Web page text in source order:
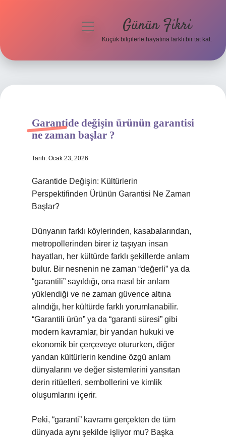
Hakkımızda
menüyü
Günün Fikri
Küçük bilgilerle hayatına farklı bir tat kat.
Garantide değişin ürünün garantisi
ne zaman başlar ?
Tarih: Ocak 23, 2026
Garantide Değişin: Kültürlerin
Perspektifinden Ürünün Garantisi Ne Zaman
Başlar?
Dünyanın farklı köylerinden, kasabalarından,
metropollerinden birer iz taşıyan insan
hayatları, her kültürde farklı şekillerde anlam
bulur. Bir nesnenin ne zaman “değerli” ya da
“garantili” sayıldığı, ona nasıl bir anlam
yüklendiği ve ne zaman güvence altına
alındığı, her kültürde farklı yorumlanabilir.
“Garantili ürün” ya da “garanti süresi” gibi
modern kavramlar, bir yandan hukuki ve
ekonomik bir çerçeveye otururken, diğer
yandan kültürlerin kendine özgü anlam
dünyalarını ve değer sistemlerini yansıtan
derin ritüelleri, sembollerini ve kimlik
oluşumlarını içerir.
Peki, “garanti” kavramı gerçekten de tüm
dünyada aynı şekilde işliyor mu? Başka